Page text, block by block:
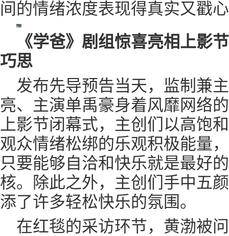
间的情绪浓度表现得真实又戳
《学爸》剧组惊喜亮相上影
巧思
发布先导预告当天，监制兼
亮、主演单禹豪身着风靡网络
上影节闭幕式，主创们以高饱
观众情绪松绑的乐观积极能量
只要能够自洽和快乐就是最好
核。除此之外，主创们手中五
添了许多轻松快乐的氛围。
在红毯的采访环节，黄渤被